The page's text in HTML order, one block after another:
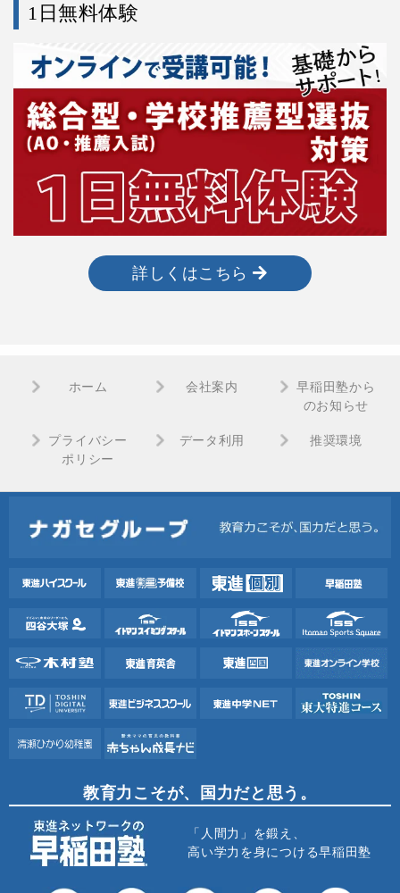
1日無料体験
詳しくはこちら
ホーム 会社案内
早稲田塾から
のお知らせ
プライバシー
ポリシー
データ利用 推奨環境
教育力こそが、国力だと思う。
「人間力」を鍛え、
高い学力を身につける早稲田塾